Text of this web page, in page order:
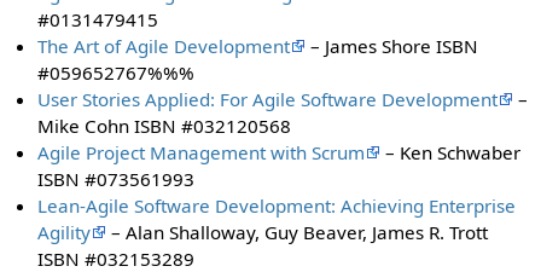
#0131479415
The Art of Agile Development
– James Shore ISBN
#059652767%%%
User Stories Applied: For Agile Software Development
–
Mike Cohn ISBN #032120568
Agile Project Management with Scrum
– Ken Schwaber
ISBN #073561993
Lean-Agile Software Development: Achieving Enterprise
Agility
– Alan Shalloway, Guy Beaver, James R. Trott
ISBN #032153289